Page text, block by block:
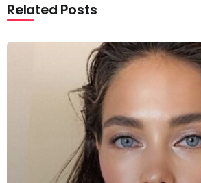
Related Posts